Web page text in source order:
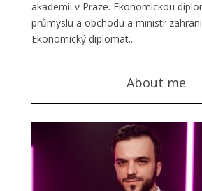
akademii v Praze. Ekonomickou
průmyslu a obchodu a ministr
Ekonomický diplomat...
About me